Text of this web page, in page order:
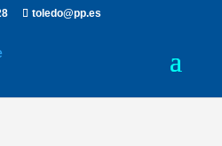
toledo@pp.es